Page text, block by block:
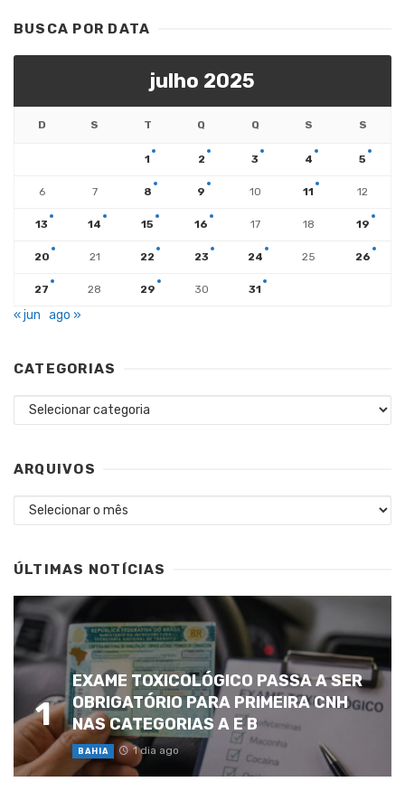
BUSCA POR DATA
julho 2025
D S T Q Q S S
1 2 3 4 5
6 7 8 9 10 11 12
13 14 15 16 17 18 19
20 21 22 23 24 25 26
27 28 29 30 31
« jun ago »
CATEGORIAS
Categorias
ARQUIVOS
Arquivos
ÚLTIMAS NOTÍCIAS
1
EXAME TOXICOLÓGICO PASSA A SER
OBRIGATÓRIO PARA PRIMEIRA CNH
NAS CATEGORIAS A E B
BAHIA 1 dia ago